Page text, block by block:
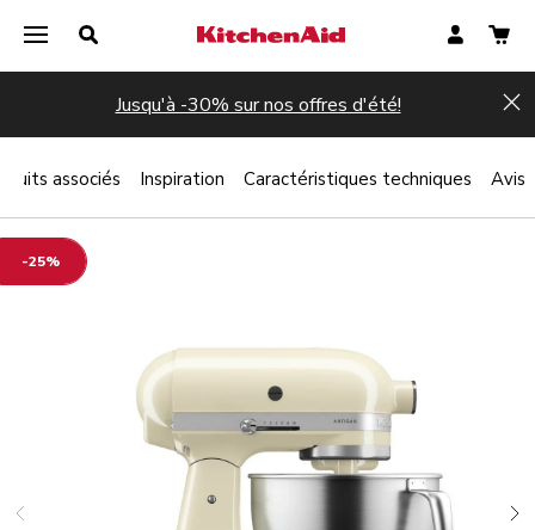
Jusqu'à -30% sur nos offres d'été!
-25%
associés Inspiration Caractéristiques techniques Avis